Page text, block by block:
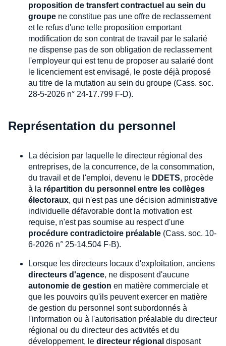
proposition de transfert contractuel au sein du
groupe ne constitue pas une offre de reclassement
et le refus d'une telle proposition emportant
modification de son contrat de travail par le salarié
ne dispense pas de son obligation de reclassement
l'employeur qui est tenu de proposer au salarié dont
le licenciement est envisagé, le poste déjà proposé
au titre de la mutation au sein du groupe (Cass. soc.
28-5-2026 n° 24-17.799 F-D).
Représentation du personnel
La décision par laquelle le directeur régional des
entreprises, de la concurrence, de la consommation,
du travail et de l'emploi, devenu le DDETS, procède
à la répartition du personnel entre les collèges
électoraux, qui n'est pas une décision administrative
individuelle défavorable dont la motivation est
requise, n'est pas soumise au respect d'une
procédure contradictoire préalable (Cass. soc. 10-
6-2026 n° 25-14.504 F-B).
Lorsque les directeurs locaux d'exploitation, anciens
directeurs d'agence, ne disposent d'aucune
autonomie de gestion en matière commerciale et
que les pouvoirs qu'ils peuvent exercer en matière
de gestion du personnel sont subordonnés à
l'information ou à l'autorisation préalable du directeur
régional ou du directeur des activités et du
développement, le directeur régional disposant